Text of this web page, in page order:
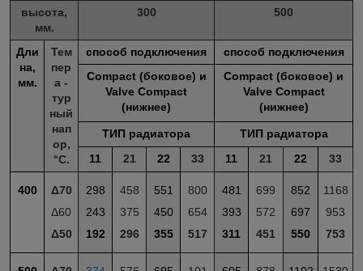
высота,
мм.
300 500
Дли
на,
мм.
Тем
пер
а -
тур
ный
нап
ор,
°С.
способ подключения
способ подключения
Compact (боковое) и
Valve Compact
(нижнее)
Compact (боковое) и
Valve Compact
(нижнее)
ТИП радиатора
ТИП радиатора
11
21 22 33 11 21 22 33
400
Δ70
Δ60
Δ50
298
243
192
458
375
296
551
450
355
800
654
517
481
393
311
699
572
451
852
697
550
1168
953
753